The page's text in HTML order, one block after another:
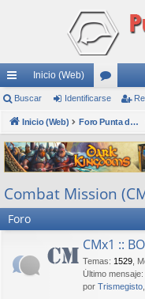
nl
ac
es
rá
pi
do
Inicio (Web)
or
os
Buscar Identificarse
Inicio (Web) Foro Punta de Lanza Wargames
Combat Mission
Foro
CMx1 ::
Temas: 1529
Último mensaje:
por Trismegisto